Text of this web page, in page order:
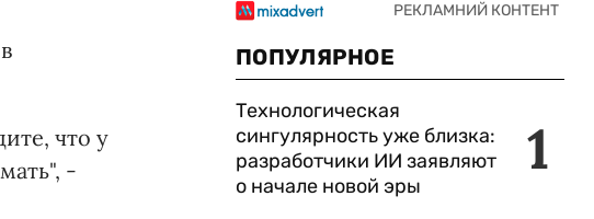
что у
-
ПОПУЛЯРНОЕ
1
Технологическая
сингулярность уже близка:
разработчики ИИ заявляют
о начале новой эры